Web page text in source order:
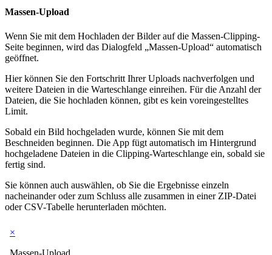
Massen-Upload
Wenn Sie mit dem Hochladen der Bilder auf die Massen-Clipping-
Seite beginnen, wird das Dialogfeld „Massen-Upload“ automatisch
geöffnet.
Hier können Sie den Fortschritt Ihrer Uploads nachverfolgen und
weitere Dateien in die Warteschlange einreihen. Für die Anzahl der
Dateien, die Sie hochladen können, gibt es kein voreingestelltes
Limit.
Sobald ein Bild hochgeladen wurde, können Sie mit dem
Beschneiden beginnen. Die App fügt automatisch im Hintergrund
hochgeladene Dateien in die Clipping-Warteschlange ein, sobald sie
fertig sind.
Sie können auch auswählen, ob Sie die Ergebnisse einzeln
nacheinander oder zum Schluss alle zusammen in einer ZIP-Datei
oder CSV-Tabelle herunterladen möchten.